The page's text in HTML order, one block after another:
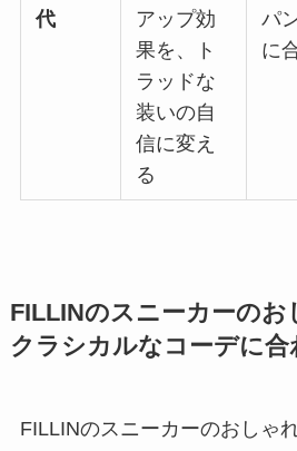
代
アップ効
果を、ト
ラッドな
装いの自
信に変え
る
パ
に
FILLINのスニーカーのお
クラシカルなコーデに合
FILLINのスニーカーのおしゃ